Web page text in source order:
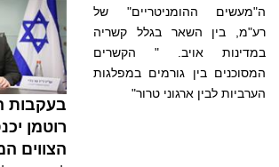
ה"מעשים ההומניטריים" של
רע"מ, בין השאר בגלל קשריה
במדינות אויב. " הקשרים
המסוכנים בין גורמים במפלגות
הערביות לבין ארגוני טרור"
בעקבות
רוטמן
הצווים